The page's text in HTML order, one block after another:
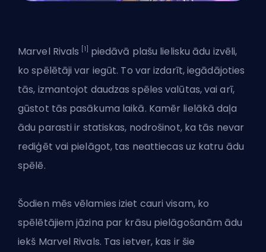
Marvel Rivals [1]
piedāvā plašu lielisku ādu izvēli,
ko spēlētāji var iegūt. To var izdarīt, iegādājoties
tās, izmantojot daudzas spēles valūtas, vai arī,
gūstot tās pasākuma laikā. Kamēr lielākā daļa
ādu parasti ir statiskas, nodrošinot, ka tās nevar
rediģēt vai pielāgot, tas neattiecas uz katru ādu
spēlē.
Šodien mēs vēlamies iziet cauri visam, ko
spēlētājiem jāzina par krāsu pielāgošanām ādu
iekš Marvel Rivals. Tas ietver, kas ir šie